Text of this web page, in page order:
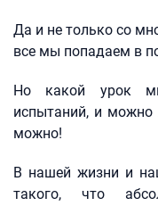
Да и не только со
все мы попадаем в
Но какой урок
испытаний, и можно
можно!
В нашей жизни и
такого, что